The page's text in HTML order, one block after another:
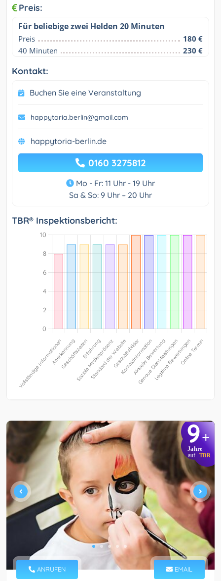
Preis:
Für beliebige zwei Helden 20 Minuten
Preis
180 €
40 Minuten
230 €
Kontakt:
Buchen Sie eine Veranstaltung
happytoria.berlin@gmail.com
happytoria-berlin.de
0160 3275812
Mo - Fr: 11 Uhr - 19 Uhr
Sa & So: 9 Uhr – 20 Uhr
TBR® Inspektionsbericht:
9+
Jahre
auf TBR
ANRUFEN EMAIL